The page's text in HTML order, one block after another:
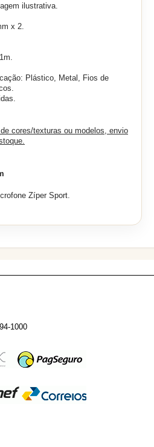
ilustrativa.
x 2.
Plástico, Metal, Fios de
cores/texturas ou modelos, envio
Zíper Sport.
1000